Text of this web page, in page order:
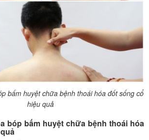
bấm huyệt chữa bệnh thoái hóa đốt sống cổ
hiệu quả
bóp bấm huyệt chữa bệnh thoái hóa